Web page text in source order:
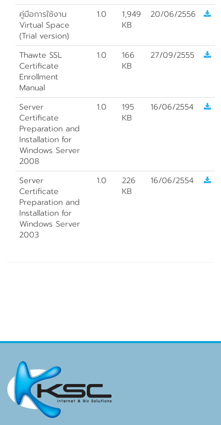
คู่มือการใช้งาน
Virtual Space
(Trial version)
1.0
1,949
KB
20/06/2556
Thawte SSL
Certificate
Enrollment
Manual
1.0
166
KB
27/09/2555
Server
Certificate
Preparation and
Installation for
Windows Server
2008
1.0
195
KB
16/06/2554
Server
Certificate
Preparation and
Installation for
Windows Server
2003
1.0
226
KB
16/06/2554